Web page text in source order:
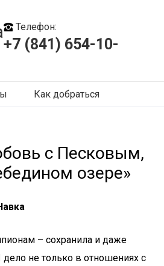
Телефон:
+7 (841) 654-10-
Как добраться
с Песковым,
озере»
– сохранила и даже
не только в отношениях с